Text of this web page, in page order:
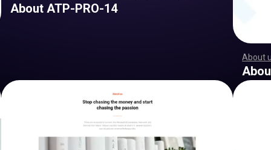
About ATP-PRO-14
About
,,,,,,,,
,,,,,,,,
,,,,,,,,
,,,,,,,,
,,,,,,,,
,,,,,,,,
,,,,,,,,
,,,,,,,,
,,